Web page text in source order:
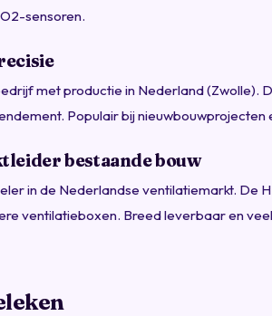
sensoren.
met productie in Nederland (Zwolle).
Populair bij nieuwbouwprojecten
bestaande bouw
in de Nederlandse ventilatiemarkt. De
ventilatieboxen. Breed leverbaar en